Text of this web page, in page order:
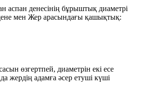
аспан денесінің бұрыштық диаметрі
мен Жер арасындағы қашықтық:
өзгертпей, диаметрін екі есе
жердің адамға әсер етуші күші